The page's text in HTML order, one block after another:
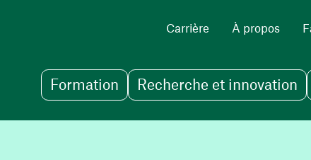
Carrière À propos
Formation Recherche et innovation